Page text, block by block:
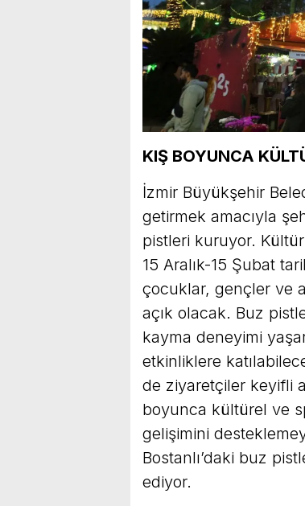
KIŞ BOYUNCA
İzmir Büyükşehir
getirmek amacıyla
pistleri kuruyor.
15 Aralık-15 Şubat
çocuklar, gençler ve
açık olacak. Buz
kayma deneyimi
etkinliklere
de ziyaretçiler keyifli
boyunca kültürel ve
gelişimini
Bostanlı’daki buz
ediyor.